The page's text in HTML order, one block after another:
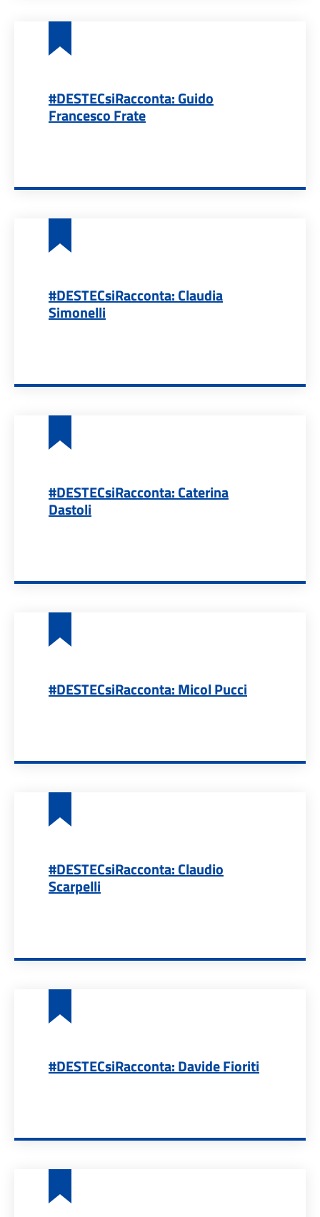
#DESTECsiRacconta: Guido
Francesco Frate
#DESTECsiRacconta: Claudia
Simonelli
#DESTECsiRacconta: Caterina
Dastoli
#DESTECsiRacconta: Micol Pucci
#DESTECsiRacconta: Claudio
Scarpelli
#DESTECsiRacconta: Davide Fioriti